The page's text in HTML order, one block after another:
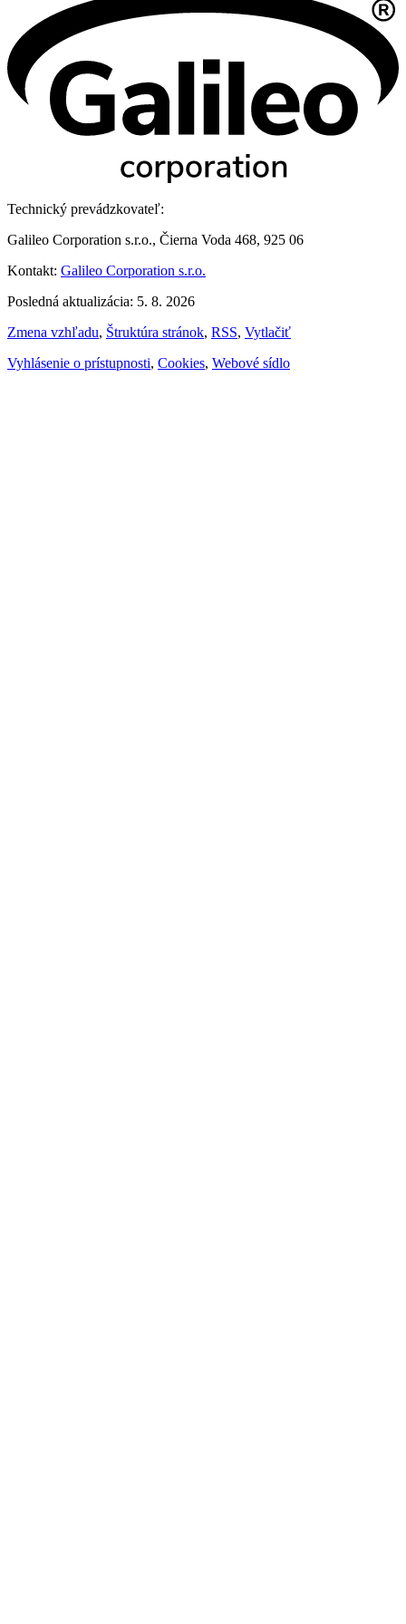
Technický prevádzkovateľ:
Galileo Corporation s.r.o., Čierna Voda 468, 925 06
Kontakt: Galileo Corporation s.r.o.
Posledná aktualizácia: 5. 8. 2026
Zmena vzhľadu, Štruktúra stránok, RSS, Vytlačiť
Vyhlásenie o prístupnosti, Cookies, Webové sídlo